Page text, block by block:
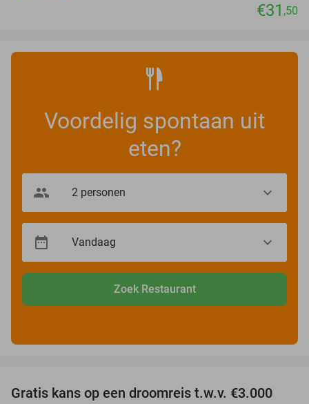
€31 ,50
Voordelig spontaan uit
eten?
Zoek Restaurant
Gratis kans op een droomreis t.w.v. €3.000